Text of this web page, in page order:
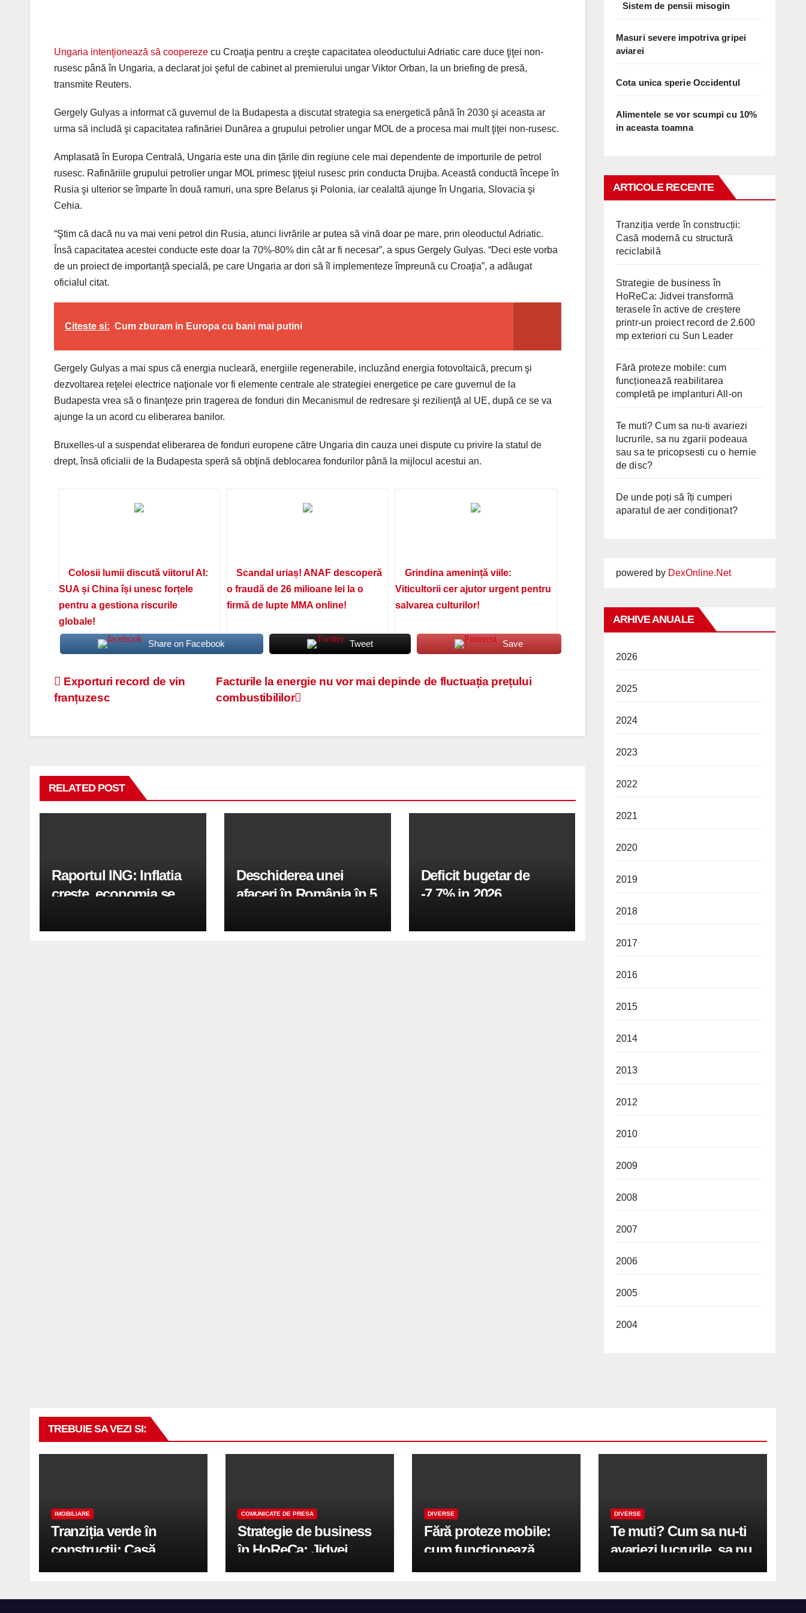
Ungaria intenţionează să coopereze cu Croaţia pentru a creşte capacitatea oleoductului Adriatic care duce ţiţei non-
rusesc până în Ungaria, a declarat joi şeful de cabinet al premierului ungar Viktor Orban, la un briefing de presă,
transmite Reuters.
Gergely Gulyas a informat că guvernul de la Budapesta a discutat strategia sa energetică până în 2030 şi aceasta ar
urma să includă şi capacitatea rafinăriei Dunărea a grupului petrolier ungar MOL de a procesa mai mult ţiţei non-rusesc.
Amplasată în Europa Centrală, Ungaria este una din ţările din regiune cele mai dependente de importurile de petrol
rusesc. Rafinăriile grupului petrolier ungar MOL primesc ţiţeiul rusesc prin conducta Drujba. Această conductă începe în
Rusia şi ulterior se împarte în două ramuri, una spre Belarus şi Polonia, iar cealaltă ajunge în Ungaria, Slovacia şi
Cehia.
“Ştim că dacă nu va mai veni petrol din Rusia, atunci livrările ar putea să vină doar pe mare, prin oleoductul Adriatic.
Însă capacitatea acestei conducte este doar la 70%-80% din cât ar fi necesar”, a spus Gergely Gulyas. “Deci este vorba
de un proiect de importanţă specială, pe care Ungaria ar dori să îl implementeze împreună cu Croaţia”, a adăugat
oficialul citat.
Citeste si: Cum zburam in Europa cu bani mai putini
Gergely Gulyas a mai spus că energia nucleară, energiile regenerabile, incluzând energia fotovoltaică, precum şi
dezvoltarea reţelei electrice naţionale vor fi elemente centrale ale strategiei energetice pe care guvernul de la
Budapesta vrea să o finanţeze prin tragerea de fonduri din Mecanismul de redresare şi rezilienţă al UE, după ce se va
ajunge la un acord cu eliberarea banilor.
Bruxelles-ul a suspendat eliberarea de fonduri europene către Ungaria din cauza unei dispute cu privire la statul de
drept, însă oficialii de la Budapesta speră să obţină deblocarea fondurilor până la mijlocul acestui an.
Colosii lumii discută viitorul AI:
SUA și China își unesc forțele
pentru a gestiona riscurile
globale!
Scandal uriaș! ANAF descoperă
o fraudă de 26 milioane lei la o
firmă de lupte MMA online!
Grindina amenință viile:
Viticultorii cer ajutor urgent pentru
salvarea culturilor!
Share on Facebook Tweet Save
Navigare
articole
Facturile la energie nu vor mai depinde de fluctuația prețului
combustibililor
Exporturi record de vin
franțuzesc
RELATED POST
Raportul ING: Inflatia
creste, economia se
in a doua jumatate a
Deschiderea unei
afaceri în România în 5
Deficit bugetar de
-7,7% in 2026,
fiind de 6%
Sistem de pensii misogin
Masuri severe impotriva gripei
aviarei
Cota unica sperie Occidentul
Alimentele se vor scumpi cu 10%
in aceasta toamna
ARTICOLE RECENTE
Tranziția verde în construcții:
Casă modernă cu structură
reciclabilă
Strategie de business în
HoReCa: Jidvei transformă
terasele în active de creștere
printr-un proiect record de 2.600
mp exteriori cu Sun Leader
Fără proteze mobile: cum
funcționează reabilitarea
completă pe implanturi All-on
Te muti? Cum sa nu-ti avariezi
lucrurile, sa nu zgarii podeaua
sau sa te pricopsesti cu o hernie
de disc?
De unde poți să îți cumperi
aparatul de aer condiționat?
powered by DexOnline.Net
ARHIVE ANUALE
2026
2025
2024
2023
2022
2021
2020
2019
2018
2017
2016
2015
2014
2013
2012
2010
2009
2008
2007
2006
2005
2004
TREBUIE SA VEZI SI:
IMOBILIARE
Tranziția verde în
construcții: Casă
modernă cu structură
COMUNICATE DE PRESA
Strategie de business
în HoReCa: Jidvei
transformă terasele în
DIVERSE
Fără proteze mobile:
cum funcționează
reabilitarea completă
DIVERSE
Te muti? Cum sa nu-ti
avariezi lucrurile, sa nu
zgarii podeaua sau sa